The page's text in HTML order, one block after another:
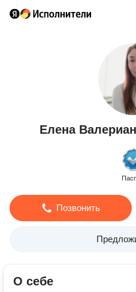
Елена
Позвонить
О себе